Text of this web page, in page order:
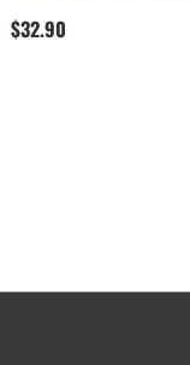
$32.90